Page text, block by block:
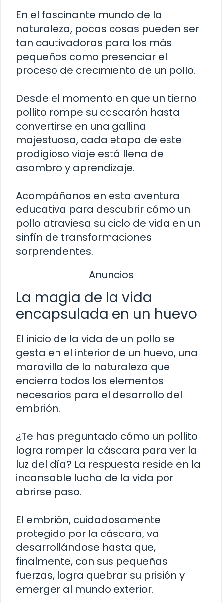
En el fascinante mundo de la
naturaleza, pocas cosas pueden ser
tan cautivadoras para los más
pequeños como presenciar el
proceso de crecimiento de un pollo.
Desde el momento en que un tierno
pollito rompe su cascarón hasta
convertirse en una gallina
majestuosa, cada etapa de este
prodigioso viaje está llena de
asombro y aprendizaje.
Acompáñanos en esta aventura
educativa para descubrir cómo un
pollo atraviesa su ciclo de vida en un
sinfín de transformaciones
sorprendentes.
Anuncios
La magia de la vida
encapsulada en un huevo
El inicio de la vida de un pollo se
gesta en el interior de un huevo, una
maravilla de la naturaleza que
encierra todos los elementos
necesarios para el desarrollo del
embrión.
¿Te has preguntado cómo un pollito
logra romper la cáscara para ver la
luz del día? La respuesta reside en la
incansable lucha de la vida por
abrirse paso.
El embrión, cuidadosamente
protegido por la cáscara, va
desarrollándose hasta que,
finalmente, con sus pequeñas
fuerzas, logra quebrar su prisión y
emerger al mundo exterior.